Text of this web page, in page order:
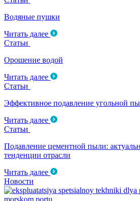
Водяные пушки
Читать далее
Статьи
Орошение водой
Читать далее
Статьи
Эффективное подавление угольной
Читать далее
Статьи
Подавление цементной пыли:
тенденции отрасли
Читать далее
Новости